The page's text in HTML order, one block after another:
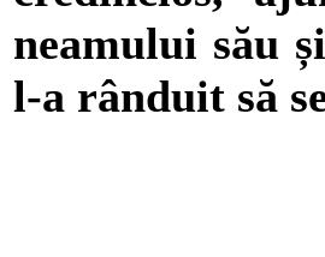
neamului său
l-a rânduit să